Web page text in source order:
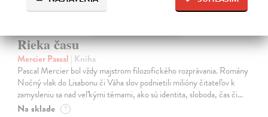
Rieka času
Mercier Pascal | Kniha
Pascal Mercier bol vždy majstrom filozofického rozprávania. Romány
Nočný vlak do Lisabonu či Váha slov podnietili milióny čitateľov k
zamysleniu sa nad veľkými témami, ako sú identita, sloboda, čas či…
Na sklade ?